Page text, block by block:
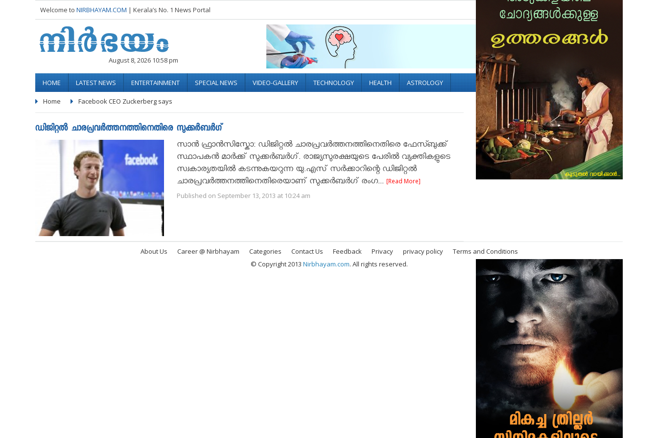
Welcome to NIRBHAYAM.COM | Kerala’s No. 1 News Portal Socialize with us
August 8, 2026 10:58 pm
HOME LATEST NEWS ENTERTAINMENT SPECIAL NEWS VIDEO-GALLERY TECHNOLOGY HEALTH ASTROLOGY
Home Facebook CEO Zuckerberg says
ഡിജിറ്റല്‍ ചാരപ്രവര്‍ത്തനത്തിനെതിരെ സുക്കര്‍ബര്‍ഗ്
സാന്‍ ഫ്രാന്‍സിസ്കോ: ഡിജിറ്റല്‍ ചാരപ്രവര്‍ത്തനത്തിനെതിരെ ഫേസ്ബുക്ക്
സ്ഥാപകന്‍ മാര്‍ക്ക് സുക്കര്‍ബര്‍ഗ്. രാജ്യസുരക്ഷയുടെ പേരില്‍ വ്യക്തികളുടെ
സ്വകാര്യതയില്‍ കടന്നുകയറുന്ന യു.എസ് സര്‍ക്കാറിന്റെ ഡിജിറ്റല്‍
ചാരപ്രവര്‍ത്തനത്തിനെതിരെയാണ് സുക്കര്‍ബര്‍ഗ് രംഗ... [Read More]
Published on September 13, 2013 at 10:24 am
About Us Career @ Nirbhayam Categories Contact Us Feedback Privacy privacy policy
Terms and Conditions
© Copyright 2013 Nirbhayam.com. All rights reserved.